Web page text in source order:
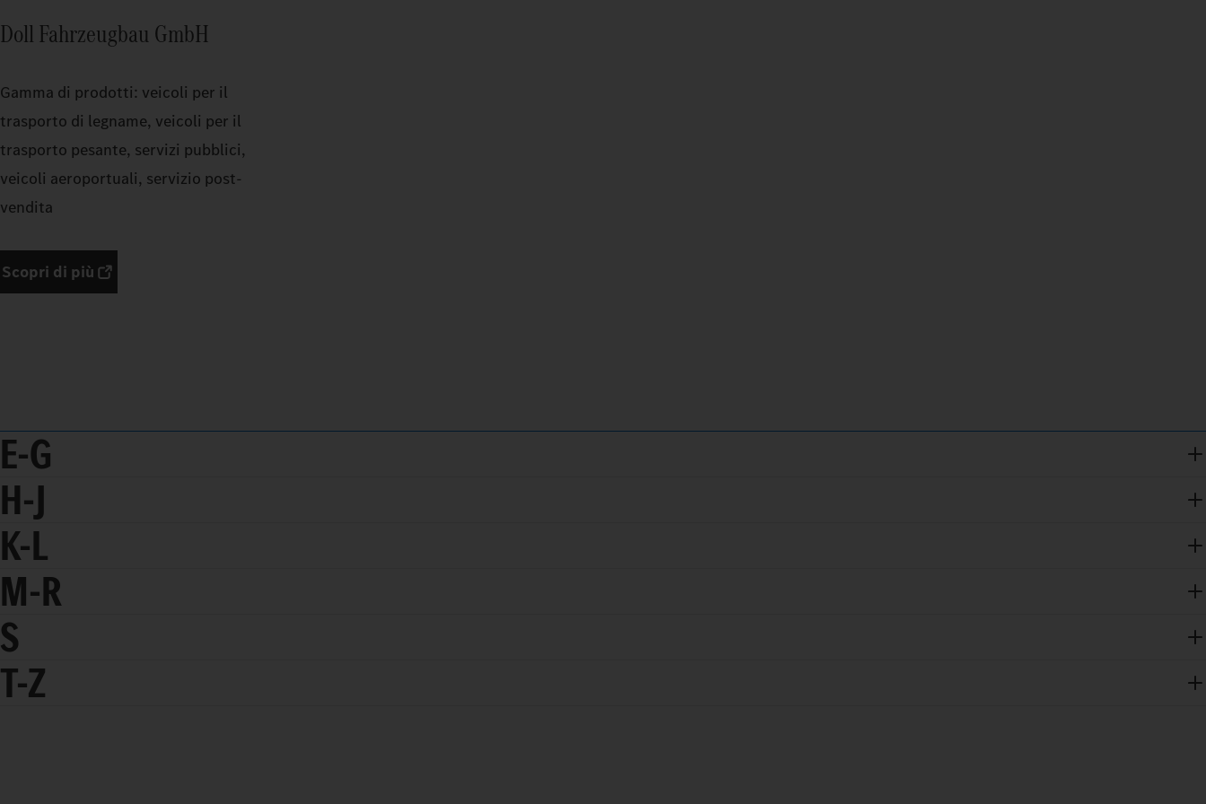
Doll Fahrzeugbau GmbH
Gamma di prodotti: veicoli per il
trasporto di legname, veicoli per il
trasporto pesante, servizi pubblici,
veicoli aeroportuali, servizio post-
vendita
Scopri di più
E-G
H-J
K-L
M-R
S
T-Z